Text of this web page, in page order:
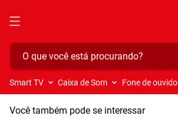
O que você está procurando?
Smart TV Caixa de Som Fone de ouvido
Você também pode se interessar